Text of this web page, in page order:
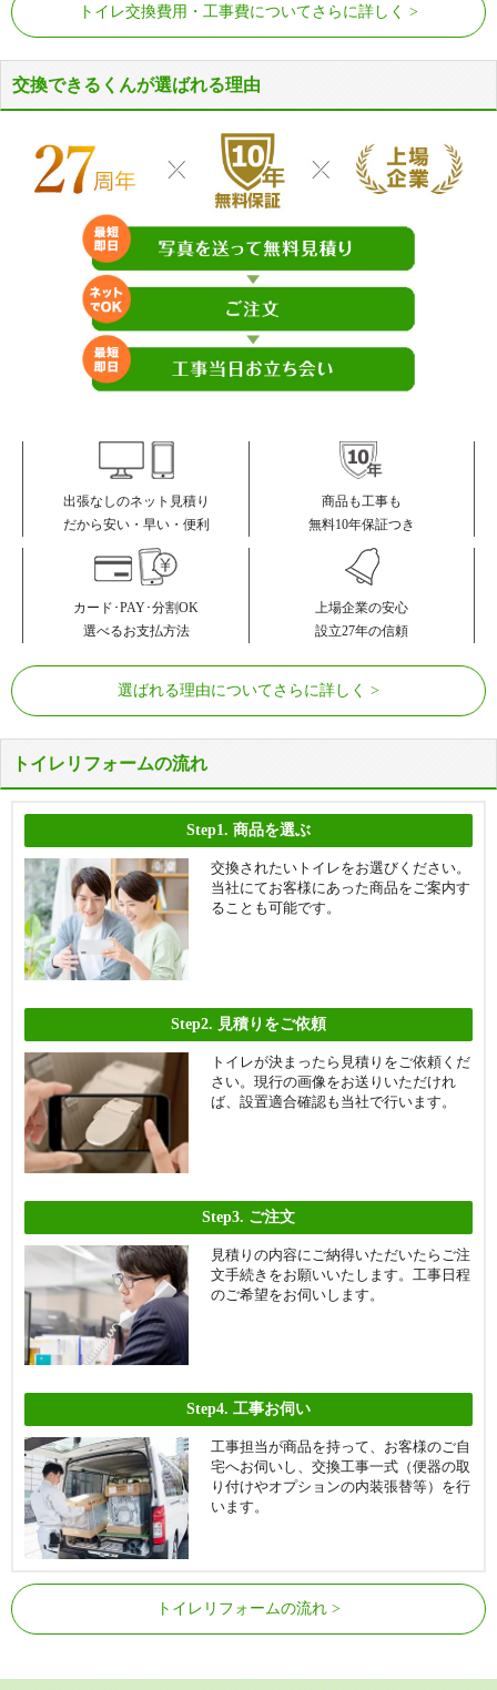
トイレ交換費用・工事費についてさらに詳しく
交換できるくんが選ばれる理由
出張なしのネット見積り
だから安い・早い・便利
商品も工事も
無料10年保証つき
カード･PAY･分割OK
選べるお支払方法
上場企業の安心
設立27年の信頼
選ばれる理由についてさらに詳しく
トイレリフォームの流れ
Step1. 商品を選ぶ
交換されたいトイレをお選びください。
当社にてお客様にあった商品をご案内す
ることも可能です。
Step2. 見積りをご依頼
トイレが決まったら見積りをご依頼くだ
さい。現行の画像をお送りいただけれ
ば、設置適合確認も当社で行います。
Step3. ご注文
見積りの内容にご納得いただいたらご注
文手続きをお願いいたします。工事日程
のご希望をお伺いします。
Step4. 工事お伺い
工事担当が商品を持って、お客様のご自
宅へお伺いし、交換工事一式（便器の取
り付けやオプションの内装張替等）を行
います。
トイレリフォームの流れ